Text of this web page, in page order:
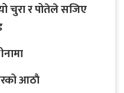
चुरा र पोतेले सजिए
आठाै